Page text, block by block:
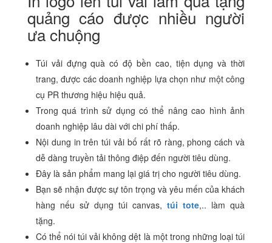
quảng cáo được nhiều người
ưa chuộng
Túi vải đựng quà có độ bền cao, tiện dụng và thời
trang, được các doanh nghiệp lựa chọn như một công
cụ PR thương hiệu hiệu quả.
Trong quá trình sử dụng có thể nâng cao hình ảnh
doanh nghiệp lâu dài với chi phí thấp.
Nội dung in trên túi vải bố rất rõ ràng, phong cách và
dễ dàng truyền tải thông điệp đến người tiêu dùng.
Đây là sản phẩm mang lại giá trị cho người tiêu dùng.
Bạn sẽ nhận được sự tôn trọng và yêu mến của khách
hàng nếu sử dụng túi canvas,túi tote,.. làm quà
tặng.
Có thể nói túi vải không dệt là một trong những loại túi